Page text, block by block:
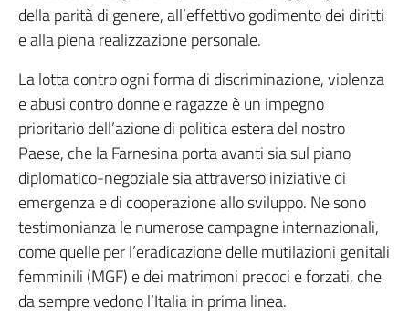
della parità di genere, all’effettivo godimento dei diritti
e alla piena realizzazione personale.
La lotta contro ogni forma di discriminazione, violenza
e abusi contro donne e ragazze è un impegno
prioritario dell’azione di politica estera del nostro
Paese, che la Farnesina porta avanti sia sul piano
diplomatico-negoziale sia attraverso iniziative di
emergenza e di cooperazione allo sviluppo. Ne sono
testimonianza le numerose campagne internazionali,
come quelle per l’eradicazione delle mutilazioni genitali
femminili (MGF) e dei matrimoni precoci e forzati, che
da sempre vedono l’Italia in prima linea.